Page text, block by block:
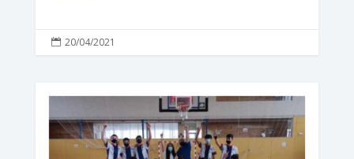
 20/04/2021